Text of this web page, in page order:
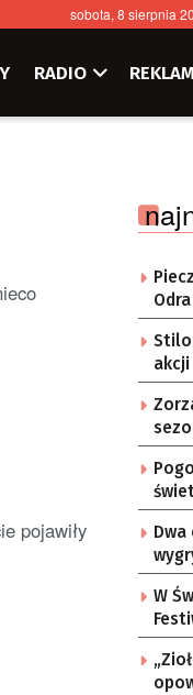
sobota, 8 sierpnia
RADIO
pojawiły
akcji
W